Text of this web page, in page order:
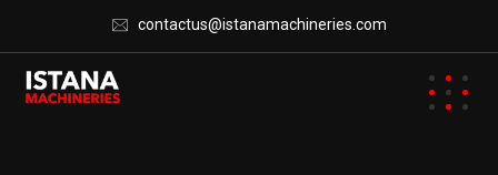
contactus@istanamachineries.com